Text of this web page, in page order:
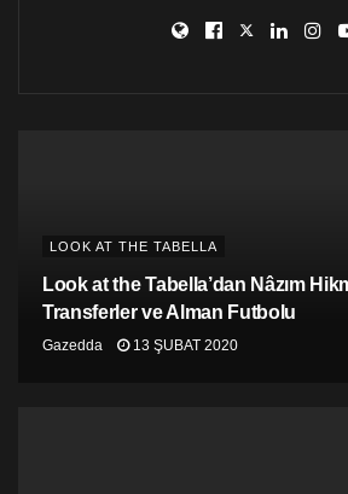
LOOK AT THE TABELLA
Look at the Tabella’dan Nâzım
Transferler ve Alman Futbolu
Gazedda 13 ŞUBAT 2020